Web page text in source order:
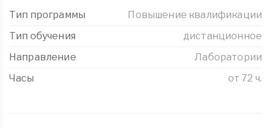
Тип программы
Повышение квалификации
Тип обучения
дистанционное
Направление
Лаборатории
Часы
от 72 ч.